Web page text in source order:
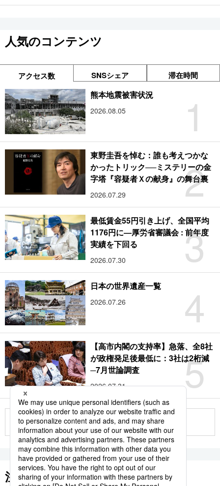
人気のコンテンツ
アクセス数 SNSシェア 滞在時間
1
熊本地震被害状況
2026.08.05
2
東野圭吾を悼む：誰も考えつかな
かったトリック──ミステリーの金
字塔『容疑者Ｘの献身』の舞台裏
2026.07.29
3
最低賃金55円引き上げ、全国平均
1176円に―厚労省審議会 : 前年度
実績を下回る
2026.07.30
4
日本の世界遺産一覧
2026.07.26
5
【高市内閣の支持率】急落、全8社
が政権発足後最低に：3社は2桁減
─7月世論調査
2026.07.31
もっと見る
注目のキーワード